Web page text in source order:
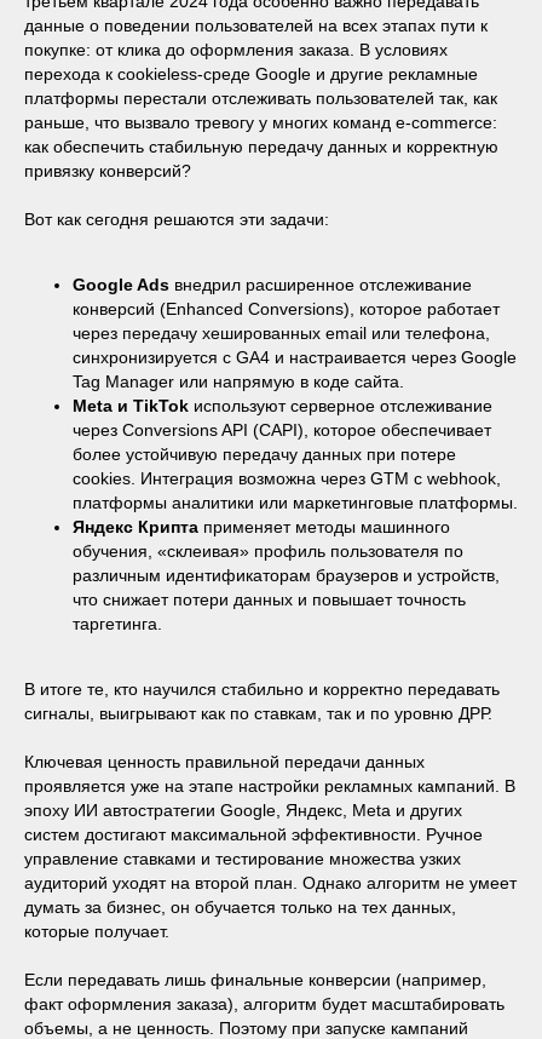
данные о поведении пользователей на всех этапах пути к
покупке: от клика до оформления заказа. В условиях
перехода к cookieless-среде Google и другие рекламные
платформы перестали отслеживать пользователей так, как
раньше, что вызвало тревогу у многих команд e-commerce:
как обеспечить стабильную передачу данных и корректную
привязку конверсий?
Вот как сегодня решаются эти задачи:
Google Ads внедрил расширенное отслеживание
конверсий (Enhanced Conversions), которое работает
через передачу хешированных email или телефона,
синхронизируется с GA4 и настраивается через Google
Tag Manager или напрямую в коде сайта.
Meta и TikTok используют серверное отслеживание
через Conversions API (CAPI), которое обеспечивает
более устойчивую передачу данных при потере
cookies. Интеграция возможна через GTM с webhook,
платформы аналитики или маркетинговые платформы.
Яндекс Крипта применяет методы машинного
обучения, «склеивая» профиль пользователя по
различным идентификаторам браузеров и устройств,
что снижает потери данных и повышает точность
таргетинга.
В итоге те, кто научился стабильно и корректно передавать
сигналы, выигрывают как по ставкам, так и по уровню ДРР.
Ключевая ценность правильной передачи данных
проявляется уже на этапе настройки рекламных кампаний. В
эпоху ИИ автостратегии Google, Яндекс, Meta и других
систем достигают максимальной эффективности. Ручное
управление ставками и тестирование множества узких
аудиторий уходят на второй план. Однако алгоритм не умеет
думать за бизнес, он обучается только на тех данных,
которые получает.
Если передавать лишь финальные конверсии (например,
факт оформления заказа), алгоритм будет масштабировать
объемы, а не ценность. Поэтому при запуске кампаний